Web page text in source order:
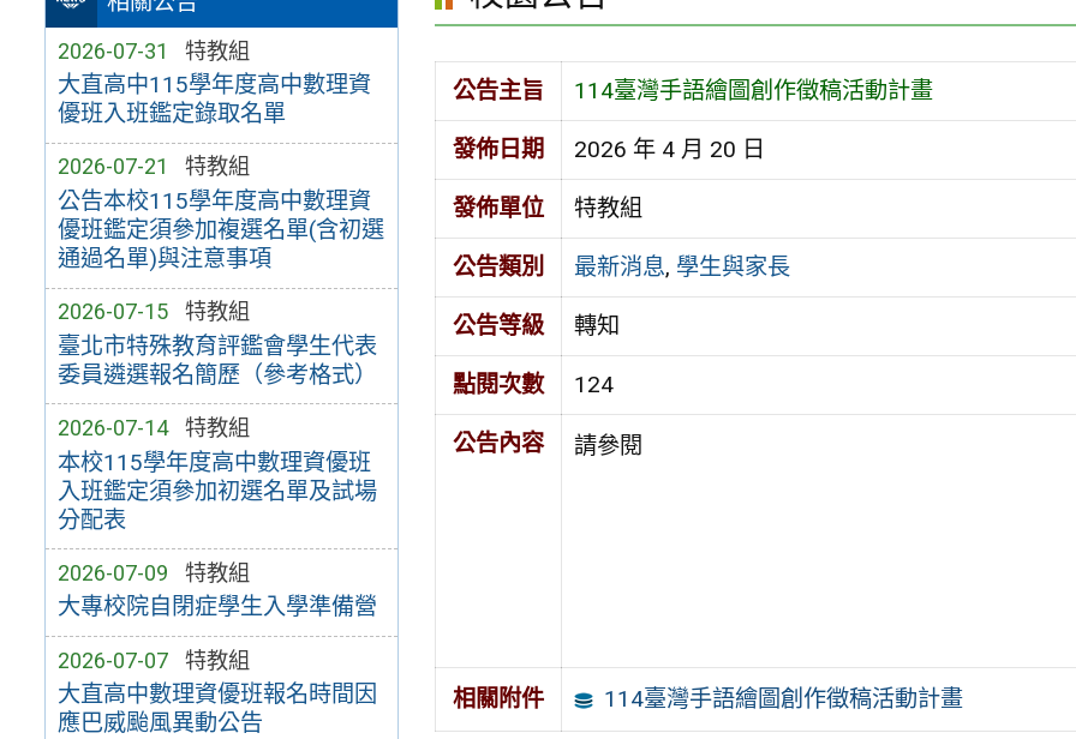
2026-07-31 特教組
大直高中115學年度高中數理資
優班入班鑑定錄取名單
2026-07-21 特教組
公告本校115學年度高中數理資
優班鑑定須參加複選名單(含初選
通過名單)與注意事項
2026-07-15 特教組
臺北市特殊教育評鑑會學生代表
委員遴選報名簡歷（參考格式）
2026-07-14 特教組
本校115學年度高中數理資優班
入班鑑定須參加初選名單及試場
分配表
2026-07-09 特教組
大專校院自閉症學生入學準備營
2026-07-07 特教組
大直高中數理資優班報名時間因
應巴威颱風異動公告
公告主旨 114臺灣手語繪圖創作徵稿活動計畫
發佈日期 2026 年 4 月 20 日
發佈單位 特教組
公告類別 最新消息, 學生與家長
公告等級 轉知
點閱次數 124
公告內容 請參閱
相關附件 114臺灣手語繪圖創作徵稿活動計畫